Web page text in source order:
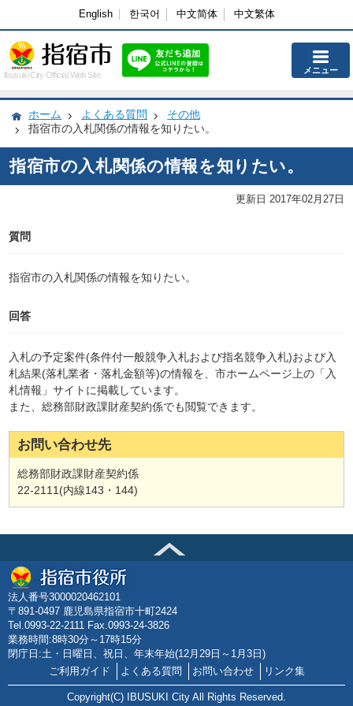
English 한국어 中文简体 中文繁体
Ibusuki City Official Web Site メニュー
ホーム よくある質問
その他
指宿市の入札関係の情報を知りたい。
指宿市の入札関係の情報を知りたい。
更新日 2017年02月27日
質問
指宿市の入札関係の情報を知りたい。
回答
入札の予定案件(条件付一般競争入札および指名競争入札)および入
札結果(落札業者・落札金額等)の情報を、市ホームページ上の「入
札情報」サイトに掲載しています。
また、総務部財政課財産契約係でも閲覧できます。
お問い合わせ先
総務部財政課財産契約係
22-2111(内線143・144)
法人番号3000020462101
〒891-0497 鹿児島県指宿市十町2424
Tel.0993-22-2111 Fax.0993-24-3826
業務時間:8時30分～17時15分
閉庁日:土・日曜日、祝日、年末年始(12月29日～1月3日)
ご利用ガイド
よくある質問 お問い合わせ リンク集
Copyright(C) IBUSUKI City All Rights Reserved.